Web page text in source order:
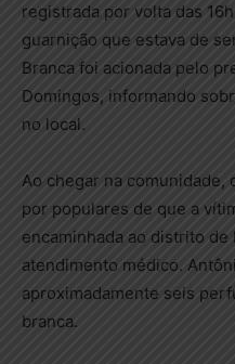
registrada por volta das
guarnição que estava de
Branca foi acionada pelo
Domingos, informando
no local.
Ao chegar na comunidade,
por populares de que a
encaminhada ao distrito de
atendimento médico.
aproximadamente seis
branca.